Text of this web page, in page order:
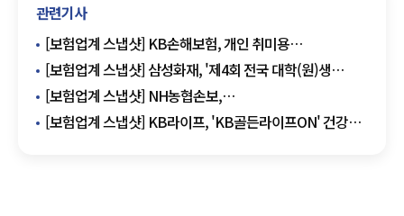
관련기사
[보험업계 스냅샷] KB손해보험, 개인 취미용
'드론배상책임보험' 출시 外
[보험업계 스냅샷] 삼성화재, '제4회 전국 대학(원)생
리스크 관리 경진대회' 본선발표회 실시 外
[보험업계 스냅샷] NH농협손보,
'NH5.N.5굿플러스건강보험(1040형)' 출시 外
[보험업계 스냅샷] KB라이프, 'KB골든라이프ON' 건강